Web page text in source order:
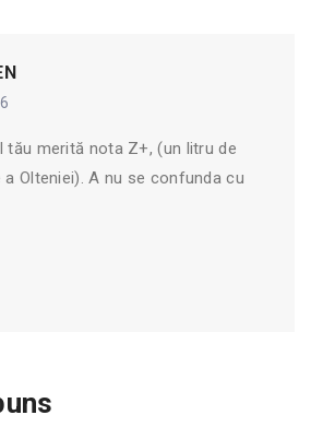
tău merită nota Z+, (un litru de
Olteniei). A nu se confunda cu